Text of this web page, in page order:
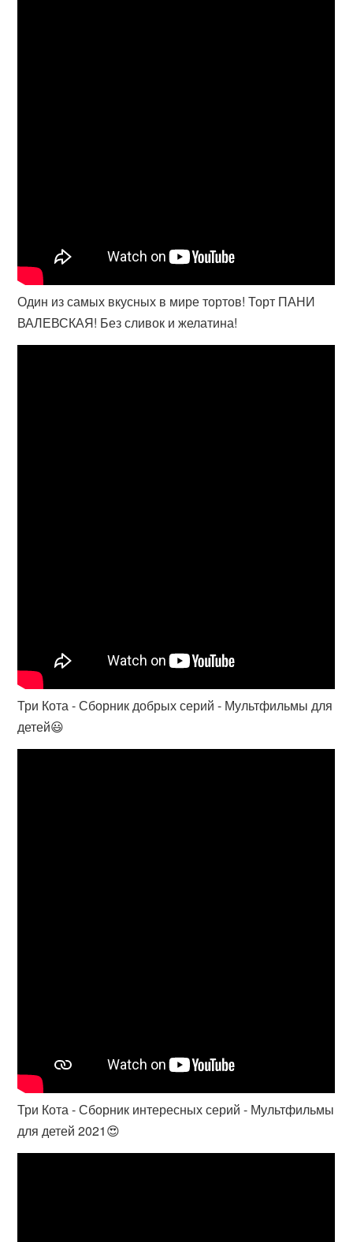
Один из самых вкусных в мире тортов! Торт ПАНИ
ВАЛЕВСКАЯ! Без сливок и желатина!
Три Кота - Сборник добрых серий - Мультфильмы для
детей😃
Три Кота - Сборник интересных серий - Мультфильмы
для детей 2021😍